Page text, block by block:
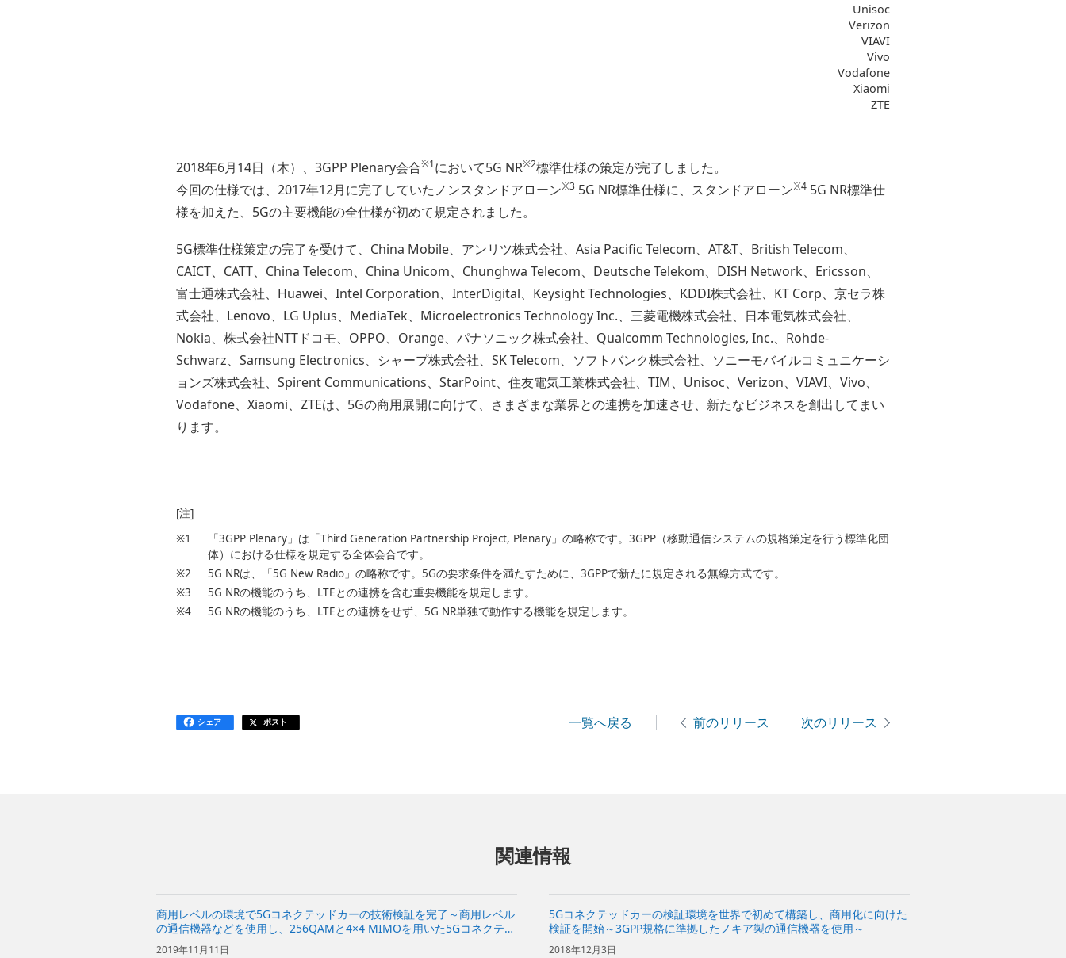
Unisoc
Verizon
VIAVI
Vivo
Vodafone
Xiaomi
ZTE
2018年6月14日（木）、3GPP Plenary会合※1において5G NR※2標準仕様の策定が完了しました。
今回の仕様では、2017年12月に完了していたノンスタンドアローン※3 5G NR標準仕様に、スタンドアローン※4 5G NR標準仕
様を加えた、5Gの主要機能の全仕様が初めて規定されました。
5G標準仕様策定の完了を受けて、China Mobile、アンリツ株式会社、Asia Pacific Telecom、AT&T、British Telecom、
CAICT、CATT、China Telecom、China Unicom、Chunghwa Telecom、Deutsche Telekom、DISH Network、Ericsson、
富士通株式会社、Huawei、Intel Corporation、InterDigital、Keysight Technologies、KDDI株式会社、KT Corp、京セラ株
式会社、Lenovo、LG Uplus、MediaTek、Microelectronics Technology Inc.、三菱電機株式会社、日本電気株式会社、
Nokia、株式会社NTTドコモ、OPPO、Orange、パナソニック株式会社、Qualcomm Technologies, Inc.、Rohde-
Schwarz、Samsung Electronics、シャープ株式会社、SK Telecom、ソフトバンク株式会社、ソニーモバイルコミュニケーシ
ョンズ株式会社、Spirent Communications、StarPoint、住友電気工業株式会社、TIM、Unisoc、Verizon、VIAVI、Vivo、
Vodafone、Xiaomi、ZTEは、5Gの商用展開に向けて、さまざまな業界との連携を加速させ、新たなビジネスを創出してまい
ります。
[注]
※1
「3GPP Plenary」は「Third Generation Partnership Project, Plenary」の略称です。3GPP（移動通信システムの規格策定を行う標準化団
体）における仕様を規定する全体会合です。
※2
5G NRは、「5G New Radio」の略称です。5Gの要求条件を満たすために、3GPPで新たに規定される無線方式です。
※3
5G NRの機能のうち、LTEとの連携を含む重要機能を規定します。
※4
5G NRの機能のうち、LTEとの連携をせず、5G NR単独で動作する機能を規定します。
シェア ポスト 一覧へ戻る 前のリリース 次のリリース
関連情報
商用レベルの環境で5Gコネクテッドカーの技術検証を完了～商用レベル
の通信機器などを使用し、256QAMと4×4 MIMOを用いた5Gコネクテッ
ドカーの走行試験に世界で初めて成功～
2019年11月11日
5Gコネクテッドカーの検証環境を世界で初めて構築し、商用化に向けた
検証を開始～3GPP規格に準拠したノキア製の通信機器を使用～
2018年12月3日